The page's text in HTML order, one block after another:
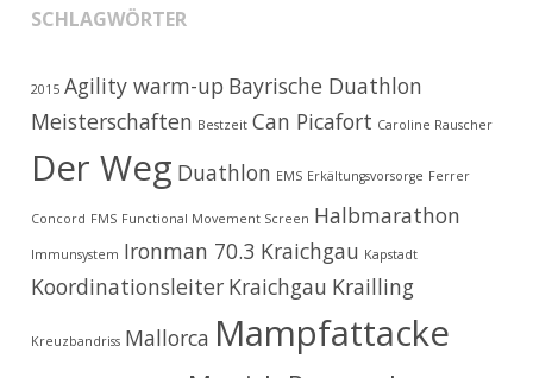
SCHLAGWÖRTER
2015 Agility warm-up Bayrische Duathlon
Meisterschaften Bestzeit Can Picafort Caroline Rauscher
Der Weg Duathlon EMS Erkältungsvorsorge Ferrer
Concord FMS Functional Movement Screen Halbmarathon
Immunsystem Ironman 70.3 Kraichgau Kapstadt
Koordinationsleiter Kraichgau Krailling
Kreuzbandriss Mallorca Mampfattacke